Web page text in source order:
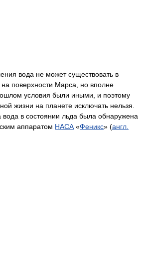
вода не может существовать в
поверхности Марса, но вполне
условия были иными, и поэтому
жизни на планете исключать нельзя.
в состоянии льда была обнаружена
аппаратом НАСА «Феникс» (англ.